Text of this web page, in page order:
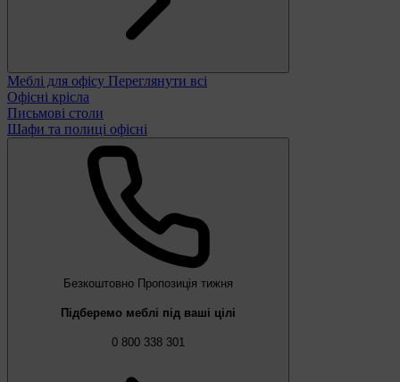
Меблі для офісу Переглянути всі
Офісні крісла
Письмові столи
Шафи та полиці офісні
Безкоштовно Пропозиція тижня
Підберемо меблі під ваші цілі
0 800 338 301